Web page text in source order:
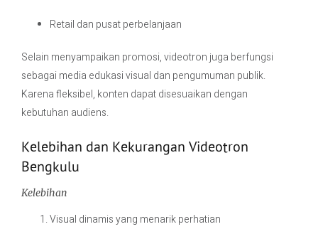
Retail dan pusat perbelanjaan
Selain menyampaikan promosi, videotron juga berfungsi
sebagai media edukasi visual dan pengumuman publik.
Karena fleksibel, konten dapat disesuaikan dengan
kebutuhan audiens.
Kelebihan dan Kekurangan Videotron
Bengkulu
Kelebihan
Visual dinamis yang menarik perhatian